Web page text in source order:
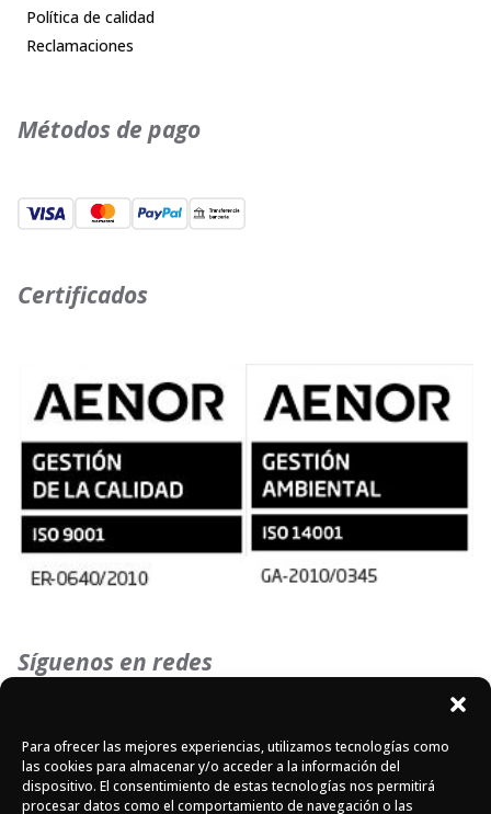
Para ofrecer las mejores experiencias, utilizamos tecnologías como
las cookies para almacenar y/o acceder a la información del
dispositivo. El consentimiento de estas tecnologías nos permitirá
procesar datos como el comportamiento de navegación o las
Política de calidad
Reclamaciones
Métodos de pago
Certificados
Síguenos en redes
Instagram
Facebook
X